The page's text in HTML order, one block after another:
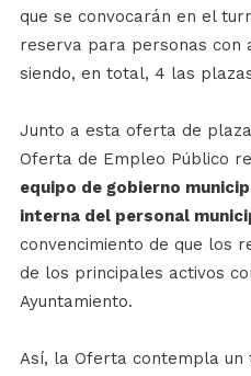
que se convocarán en el
reserva para personas con
siendo, en total, 4 las
Junto a esta oferta de
Oferta de Empleo Público
equipo de gobierno
interna del personal
convencimiento de que los
de los principales activos
Ayuntamiento.
Así, la Oferta contempla un